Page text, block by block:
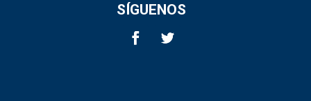
SÍGUENOS